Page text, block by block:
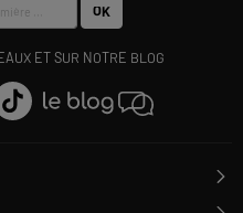
OK
ET SUR NOTRE BLOG